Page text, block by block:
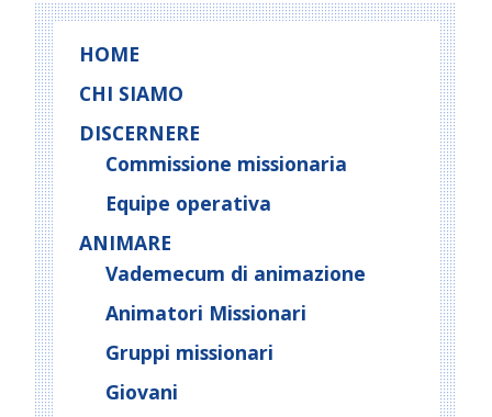
HOME
CHI SIAMO
DISCERNERE
Commissione missionaria
Equipe operativa
ANIMARE
Vademecum di animazione
Animatori Missionari
Gruppi missionari
Giovani